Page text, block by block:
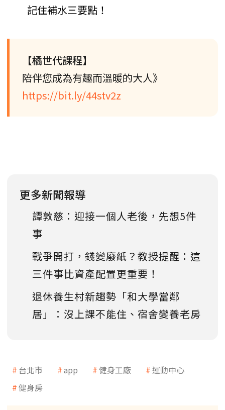
記住補水三要點！
【橘世代課程】
陪伴您成為有趣而溫暖的大人》
https://bit.ly/44stv2z
更多新聞報導
譚敦慈：迎接一個人老後，先想5件
事
戰爭開打，錢變廢紙？教授提醒：這
三件事比資產配置更重要！
退休養生村新趨勢「和大學當鄰
居」：沒上課不能住、宿舍變養老房
台北市 app 健身工廠
運動中心
健身房